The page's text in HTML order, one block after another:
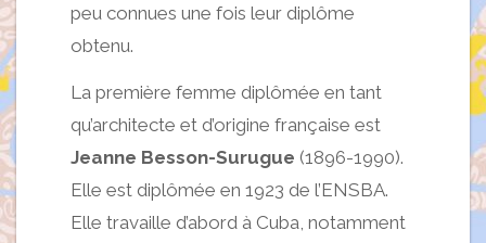
peu connues une fois leur diplôme
obtenu.
La première femme diplômée en tant
qu’architecte et d’origine française est
Jeanne Besson-Surugue (1896-1990).
Elle est diplômée en 1923 de l’ENSBA.
Elle travaille d’abord à Cuba, notamment